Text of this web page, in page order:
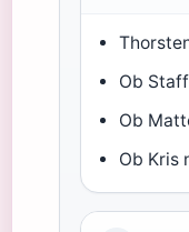
Ob
Ob
Ob Kris